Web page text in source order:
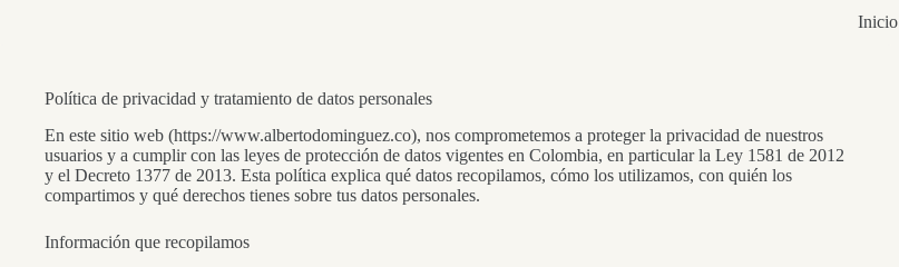
Inicio
Política de privacidad y tratamiento de datos personales
En este sitio web (https://www.albertodominguez.co), nos comprometemos a proteger la privacidad de nuestros
usuarios y a cumplir con las leyes de protección de datos vigentes en Colombia, en particular la Ley 1581 de 2012
y el Decreto 1377 de 2013. Esta política explica qué datos recopilamos, cómo los utilizamos, con quién los
compartimos y qué derechos tienes sobre tus datos personales.
Información que recopilamos